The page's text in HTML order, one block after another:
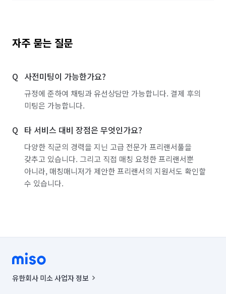
자주 묻는 질문
사전미팅이 가능한가요?
규정에 준하여 채팅과 유선상담만 가능합니다. 결제 후의
미팅은 가능합니다.
타 서비스 대비 장점은 무엇인가요?
다양한 직군의 경력을 지닌 고급 전문가 프리랜서풀을
갖추고 있습니다. 그리고 직접 매칭 요청한 프리랜서뿐
아니라, 매칭매니저가 제안한 프리랜서의 지원서도 확인할
수 있습니다.
유한회사 미소 사업자 정보